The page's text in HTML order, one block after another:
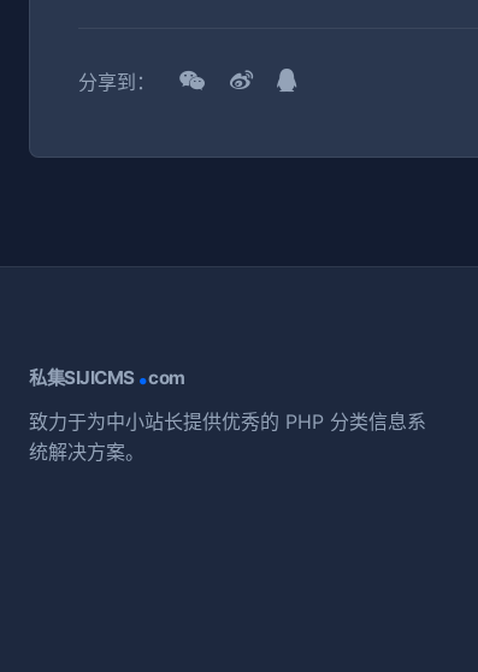
分享到：
私集SIJICMS .com
致力于为中小站长提供优秀的 PHP 分类信息系
统解决方案。